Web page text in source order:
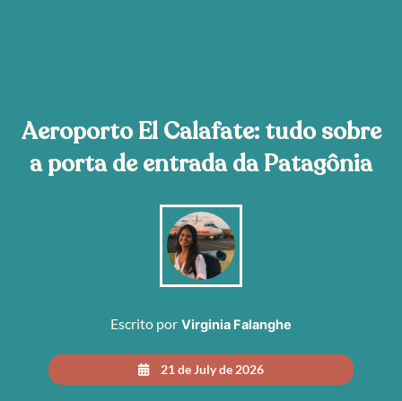
Aeroporto El Calafate: tudo sobre
a porta de entrada da Patagônia
Escrito por Virginia Falanghe
21 de July de 2026